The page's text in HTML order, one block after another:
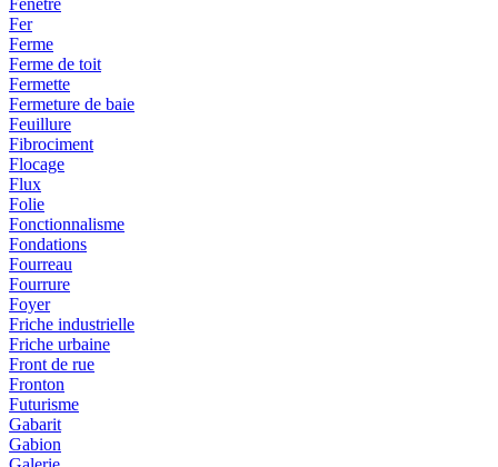
Fenêtre
Fer
Ferme
Ferme de toit
Fermette
Fermeture de baie
Feuillure
Fibrociment
Flocage
Flux
Folie
Fonctionnalisme
Fondations
Fourreau
Fourrure
Foyer
Friche industrielle
Friche urbaine
Front de rue
Fronton
Futurisme
Gabarit
Gabion